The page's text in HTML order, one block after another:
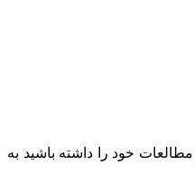
خود را داشته باشید به